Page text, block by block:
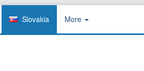
Slovakia More